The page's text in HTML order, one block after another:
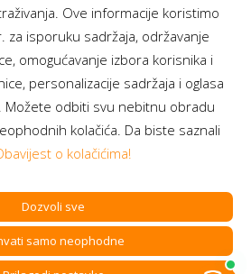
lojalnosti
Bonus plus
za newsletter
d.d. Sarajevo. All rights reserved.
Ove informacije koristimo
za isporuku sadržaja, održavanje
omogućavanje izbora korisnika i
personalizacije sadržaja i oglasa
Možete odbiti svu nebitnu obradu
kolačića. Da biste saznali
o kolačićima!
Dozvoli sve
samo neophodne